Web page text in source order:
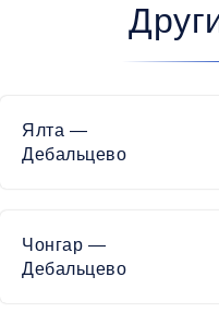
Ялта —
Дебальцево
Чонгар —
Дебальцево